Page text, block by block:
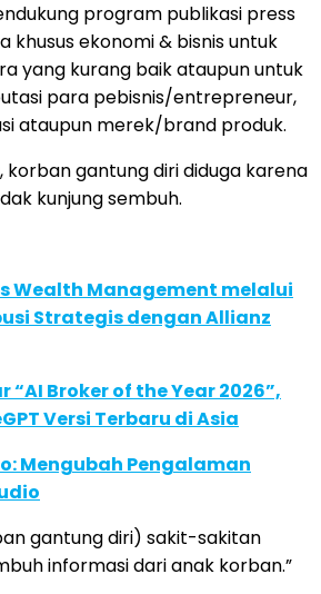
program publikasi press
khusus ekonomi & bisnis untuk
yang kurang baik ataupun untuk
para pebisnis/entrepreneur,
ataupun merek/brand produk.
korban gantung diri diduga karena
kunjung sembuh.
Wealth Management melalui
Strategis dengan Allianz
“AI Broker of the Year 2026”,
Versi Terbaru di Asia
Mengubah Pengalaman
gantung diri) sakit-sakitan
informasi dari anak korban.”